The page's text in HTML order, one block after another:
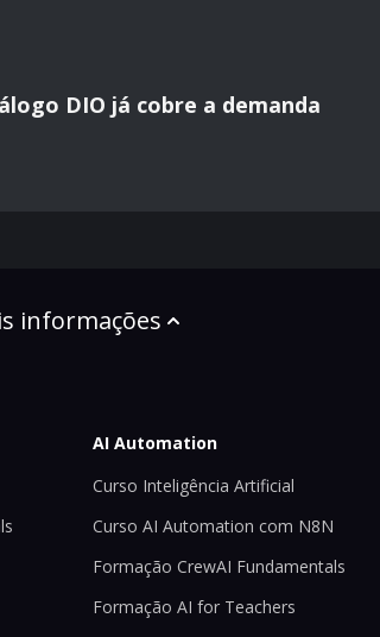
DIO já cobre a demanda
informações
AI Automation
Curso Inteligência Artificial
Curso AI Automation com N8N
Formação CrewAI Fundamentals
Formação AI for Teachers